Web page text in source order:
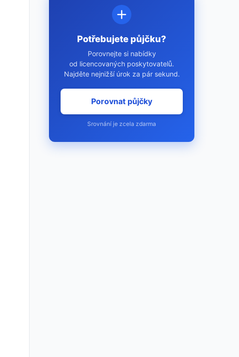
Potřebujete půjčku?
Porovnejte si nabídky
od licencovaných poskytovatelů.
Najděte nejnižší úrok za pár sekund.
Porovnat půjčky
Srovnání je zcela zdarma